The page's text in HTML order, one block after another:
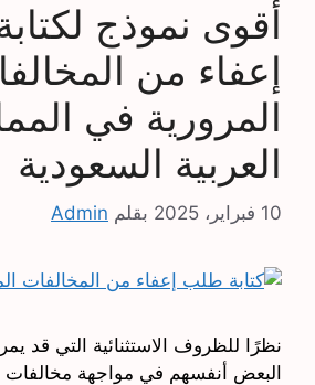
أقوى نموذج
إعفاء من
المرورية في
العربية السعودية
10 فبراير، 2025 بقلم Admin
نظرًا للظروف الاستثنائية التي قد يمر
البعض أنفسهم في مواجهة مخالفات